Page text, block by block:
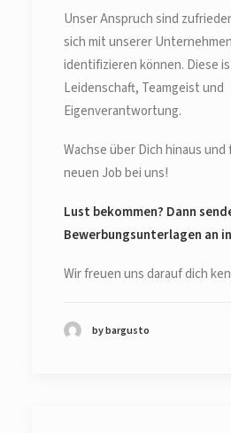
Unser Anspruch sind
sich mit unserer
identifizieren können. Diese
Leidenschaft, Teamgeist und
Eigenverantwortung.
Wachse über Dich hinaus
neuen Job bei uns!
Lust bekommen? Dann
Bewerbungsunterlagen an
Wir freuen uns darauf dich
by bargusto